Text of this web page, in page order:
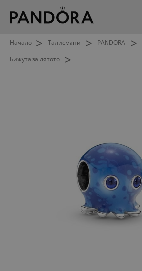
Начало > Талисмани > PANDORA >
Бижута за лятото >